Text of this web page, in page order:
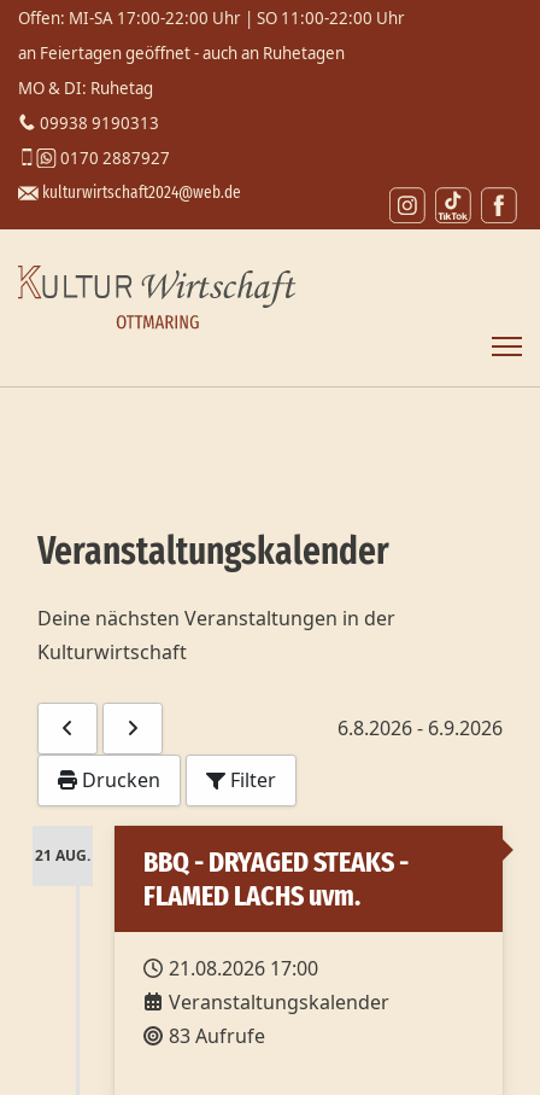
Offen: MI-SA 17:00-22:00 Uhr | SO 11:00-22:00 Uhr
an Feiertagen geöffnet - auch an Ruhetagen
MO & DI: Ruhetag
09938 9190313
0170 2887927
kulturwirtschaft2024@web.de
Veranstaltungskalender
Deine nächsten Veranstaltungen in der
Kulturwirtschaft
6.8.2026- 6.9.2026
Drucken
Filter
21 AUG.
BBQ - DRYAGED STEAKS -
FLAMED LACHS uvm.
21.08.2026 17:00
Veranstaltungskalender
83 Aufrufe